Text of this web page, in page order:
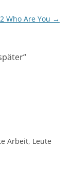
Who Are You →
“
Arbeit, Leute